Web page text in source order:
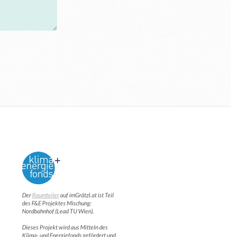
DerRaumteilerauf imGrätzl.at ist Teil
des F&E Projektes Mischung:
Nordbahnhof (Lead TU Wien).
Dieses Projekt wird aus Mitteln des
Klima- und Energiefonds gefördert und